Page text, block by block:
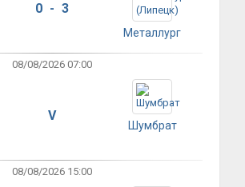
0 - 3
Металлург
08/08/2026 07:00
V
Шумбрат
08/08/2026 15:00